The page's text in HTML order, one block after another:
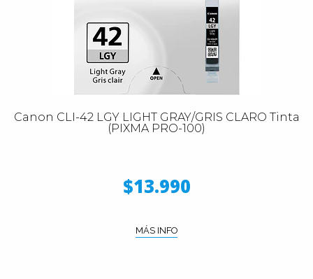
Canon CLI-42 LGY LIGHT GRAY/GRIS CLARO Tinta
(PIXMA PRO-100)
$13.990
MÁS INFO